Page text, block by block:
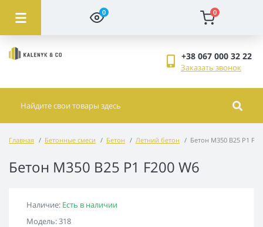
0 0
+38 067 000 32 22
Заказать звонок
Главная Бетонные смеси Бетон Летний бетон Бетон М350 В25 Р1
Бетон М350 В25 Р1 F200 W6
Наличие: Есть в наличии
Модель: 318